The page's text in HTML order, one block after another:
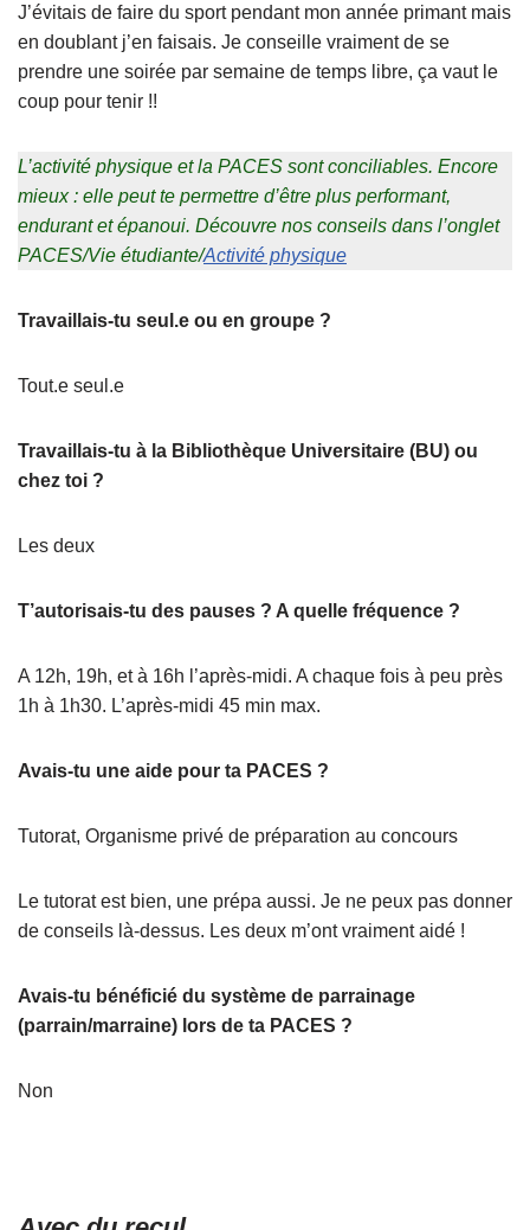
J’évitais de faire du sport pendant mon année primant mais
en doublant j’en faisais. Je conseille vraiment de se
prendre une soirée par semaine de temps libre, ça vaut le
coup pour tenir !!
L’activité physique et la PACES sont conciliables. Encore
mieux : elle peut te permettre d’être plus performant,
endurant et épanoui. Découvre nos conseils dans l’onglet
PACES/Vie étudiante/Activité physique
Travaillais-tu seul.e ou en groupe ?
Tout.e seul.e
Travaillais-tu à la Bibliothèque Universitaire (BU) ou
chez toi ?
Les deux
T’autorisais-tu des pauses ? A quelle fréquence ?
A 12h, 19h, et à 16h l’après-midi. A chaque fois à peu près
1h à 1h30. L’après-midi 45 min max.
Avais-tu une aide pour ta PACES ?
Tutorat, Organisme privé de préparation au concours
Le tutorat est bien, une prépa aussi. Je ne peux pas donner
de conseils là-dessus. Les deux m’ont vraiment aidé !
Avais-tu bénéficié du système de parrainage
(parrain/marraine) lors de ta PACES ?
Non